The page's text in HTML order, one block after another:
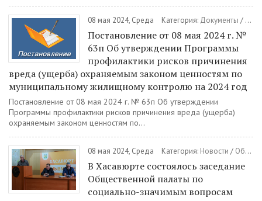
08 мая 2024, Среда Категория: Документы /
Постановление от 08 мая 2024 г. №
63п Об утверждении Программы
профилактики рисков причинения
вреда (ущерба) охраняемым законом ценностям по
муниципальному жилищному контролю на 2024 год
Постановление от 08 мая 2024 г. № 63п Об утверждении
Программы профилактики рисков причинения вреда (ущерба)
охраняемым законом ценностям по...
08 мая 2024, Среда Категория: Новости / Общественная палата
В Хасавюрте состоялось заседание
Общественной палаты по
социально-значимым вопросам